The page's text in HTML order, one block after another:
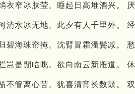
窄冰肤莹。睡起日高堆酒兴。
水冰无地。此夕有人千里外。
海珠帘掩。沈臂冒霜潘鬓减。
是閒临眺。欲向南云新雁道。
管离心苦。犹喜清宵长数鼓。